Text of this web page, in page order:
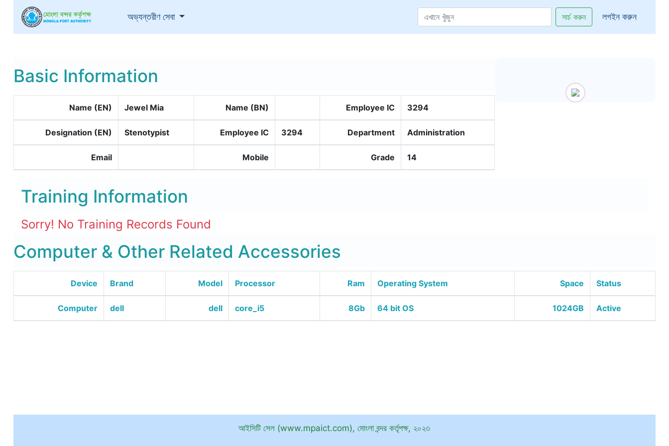
অভ্যন্তরীণ সেবা (current) সার্চ করুন লগইন করুন
Basic Information
Name (EN) Jewel Mia Name (BN) Employee IC 3294
Designation (EN) Stenotypist Employee IC 3294 Department Administration
Email Mobile Grade 14
Training Information
Sorry! No Training Records Found
Computer & Other Related Accessories
Device Brand Model Processor Ram Operating System Space Status
Computer dell dell core_i5 8Gb 64 bit OS 1024GB Active
আইসিটি সেল (www.mpaict.com), মোংলা বন্দর কর্তৃপক্ষ, ২০২৩